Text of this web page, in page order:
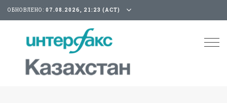
ОБНОВЛЕНО: 07.08.2026, 21:23 (АСТ)